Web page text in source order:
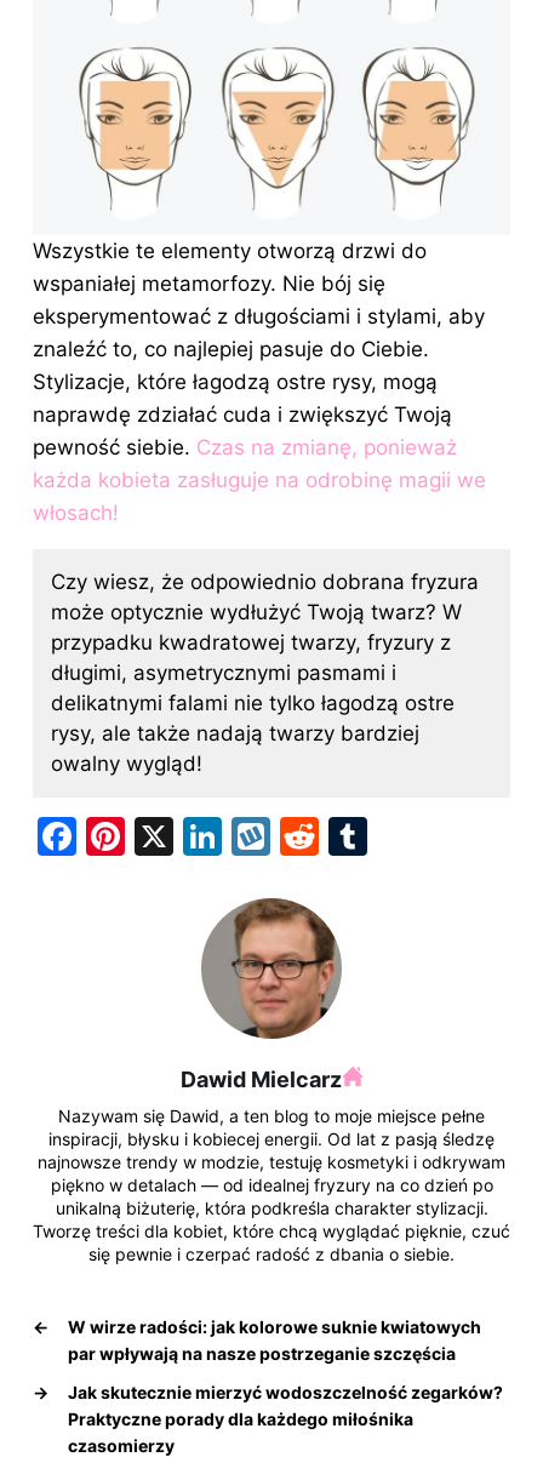
Wszystkie te elementy otworzą drzwi do
wspaniałej metamorfozy. Nie bój się
eksperymentować z długościami i stylami, aby
znaleźć to, co najlepiej pasuje do Ciebie.
Stylizacje, które łagodzą ostre rysy, mogą
naprawdę zdziałać cuda i zwiększyć Twoją
pewność siebie. Czas na zmianę, ponieważ
każda kobieta zasługuje na odrobinę magii we
włosach!
Czy wiesz, że odpowiednio dobrana fryzura
może optycznie wydłużyć Twoją twarz? W
przypadku kwadratowej twarzy, fryzury z
długimi, asymetrycznymi pasmami i
delikatnymi falami nie tylko łagodzą ostre
rysy, ale także nadają twarzy bardziej
owalny wygląd!
F
k
Pi X
Li
k
e
dI
n
W
k
o
p
R
d
di
t
Dawid Mielcarz
Nazywam się Dawid, a ten blog to moje miejsce pełne
inspiracji, błysku i kobiecej energii. Od lat z pasją śledzę
najnowsze trendy w modzie, testuję kosmetyki i odkrywam
piękno w detalach — od idealnej fryzury na co dzień po
unikalną biżuterię, która podkreśla charakter stylizacji.
Tworzę treści dla kobiet, które chcą wyglądać pięknie, czuć
się pewnie i czerpać radość z dbania o siebie.
←
W wirze radości: jak kolorowe suknie kwiatowych
par wpływają na nasze postrzeganie szczęścia
→
Jak skutecznie mierzyć wodoszczelność zegarków?
Praktyczne porady dla każdego miłośnika
czasomierzy